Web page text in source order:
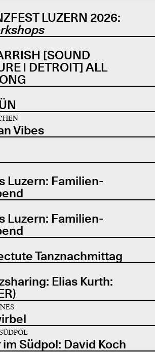
LUZERN 2026:
[SOUND
| DETROIT] ALL
Vibes
Luzern: Familien-
Luzern: Familien-
Tanznachmittag
Elias Kurth:
Südpol: David Koch